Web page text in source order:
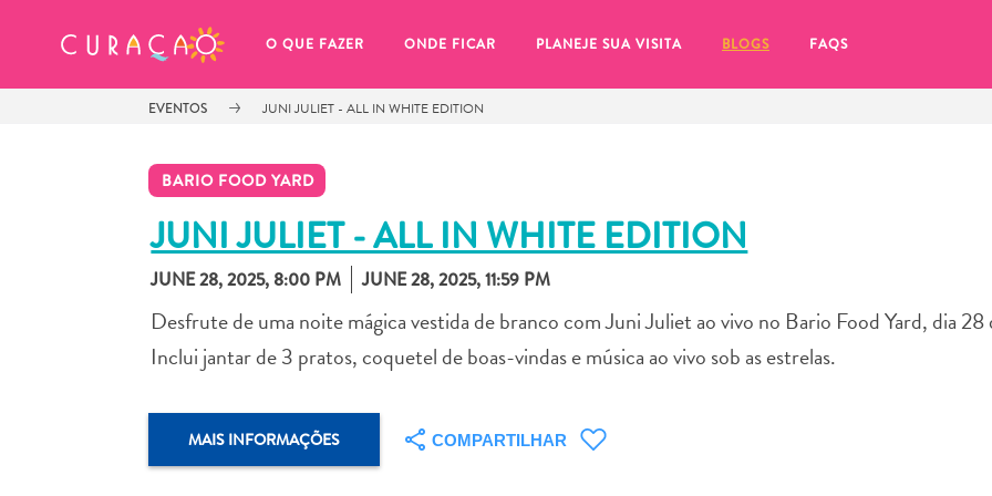
O QUE FAZER ONDE FICAR PLANEJE SUA VISITA BLOGS FAQS
EVENTOS JUNI JULIET - ALL IN WHITE EDITION
BARIO FOOD YARD
JUNI JULIET - ALL IN WHITE EDITION
JUNE 28, 2025, 8:00 PM JUNE 28, 2025, 11:59 PM
Desfrute de uma noite mágica vestida de branco com Juni Juliet ao vivo no Bario Food Yard, dia
Inclui jantar de 3 pratos, coquetel de boas-vindas e música ao vivo sob as estrelas.
MAIS INFORMAÇÕES COMPARTILHAR
MEUS FAVORITOS
Você ainda não salvou nenhum
Sempre que você quiser salvar algo para mais tarde, certifique-se de clicar no